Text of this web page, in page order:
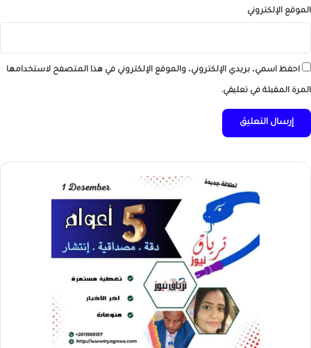
الموقع الإلكتروني
احفظ اسمي، بريدي الإلكتروني، والموقع الإلكتروني في هذا المتصفح لاستخدامها
المرة المقبلة في تعليقي.